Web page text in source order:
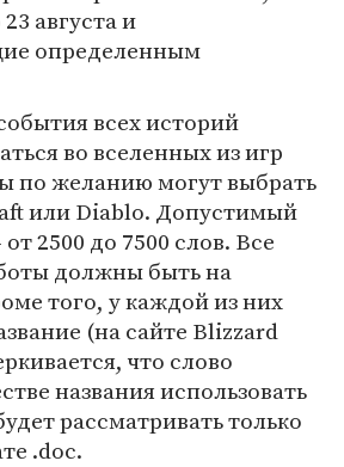
августа и
определенным
всех историй
во вселенных из игр
по желанию могут выбрать
или Diablo. Допустимый
2500 до 7500 слов. Все
должны быть на
того, у каждой из них
(на сайте Blizzard
что слово
названия использовать
рассматривать только
.doc.